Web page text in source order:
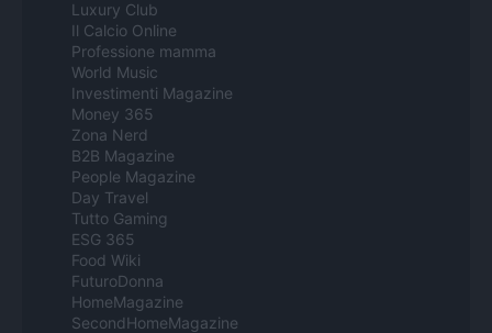
Luxury Club
Il Calcio Online
Professione mamma
World Music
Investimenti Magazine
Money 365
Zona Nerd
B2B Magazine
People Magazine
Day Travel
Tutto Gaming
ESG 365
Food Wiki
FuturoDonna
HomeMagazine
SecondHomeMagazine